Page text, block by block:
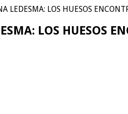
LEDESMA: LOS HUESOS
LOS HUESOS